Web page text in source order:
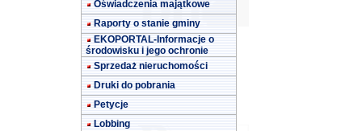
Oświadczenia majątkowe
Raporty o stanie gminy
EKOPORTAL-Informacje o
środowisku i jego ochronie
Sprzedaż nieruchomości
Druki do pobrania
Petycje
Lobbing